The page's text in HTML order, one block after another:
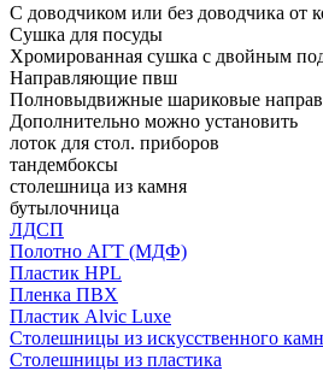
С доводчиком или без доводчика от
Сушка для посуды
Хромированная сушка с двойным
Направляющие пвш
Полновыдвижные шариковые
Дополнительно можно установить
лоток для стол. приборов
тандембоксы
столешница из камня
бутылочница
ЛДСП
Полотно АГТ (МДФ)
Пластик HPL
Пленка ПВХ
Пластик Alvic Luxe
Столешницы из искусственного
Столешницы из пластика